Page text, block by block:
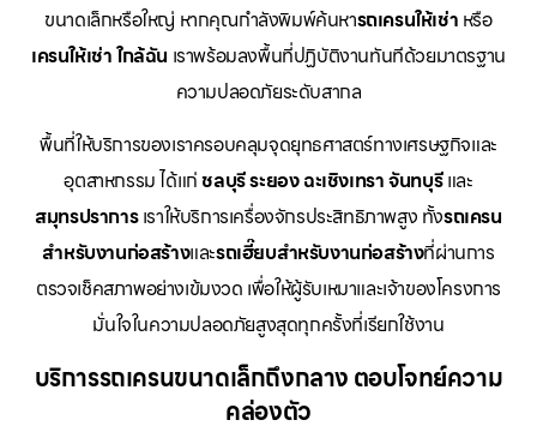
ขนาดเล็กหรือใหญ่ หากคุณกำลังพิมพ์ค้นหารถเครนให้เช่า หรือ
เครนให้เช่าใกล้ฉัน เราพร้อมลงพื้นที่ปฏิบัติงานทันทีด้วยมาตรฐาน
ความปลอดภัยระดับสากล
พื้นที่ให้บริการของเราครอบคลุมจุดยุทธศาสตร์ทางเศรษฐกิจและ
อุตสาหกรรม ได้แก่ชลบุรีระยองฉะเชิงเทราจันทบุรีและ
สมุทรปราการเราให้บริการเครื่องจักรประสิทธิภาพสูง ทั้งรถเครน
สำหรับงานก่อสร้างและรถเฮี๊ยบสำหรับงานก่อสร้างที่ผ่านการ
ตรวจเช็คสภาพอย่างเข้มงวด เพื่อให้ผู้รับเหมาและเจ้าของโครงการ
มั่นใจในความปลอดภัยสูงสุดทุกครั้งที่เรียกใช้งาน
บริการรถเครนขนาดเล็กถึงกลาง ตอบโจทย์ความ
คล่องตัว